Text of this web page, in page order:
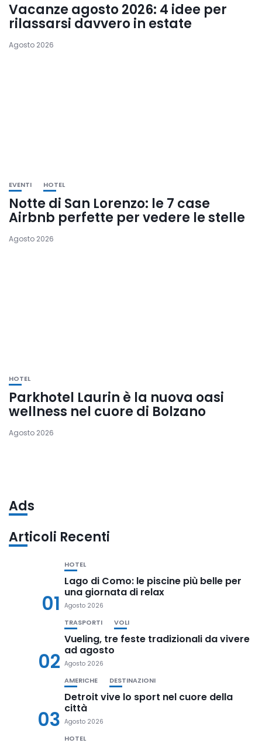
Vacanze agosto 2026: 4 idee per
rilassarsi davvero in estate
Agosto 2026
EVENTI HOTEL
Notte di San Lorenzo: le 7 case
Airbnb perfette per vedere le stelle
Agosto 2026
HOTEL
Parkhotel Laurin è la nuova oasi
wellness nel cuore di Bolzano
Agosto 2026
Ads
Articoli Recenti
01
HOTEL
Lago di Como: le piscine più belle per
una giornata di relax
Agosto 2026
02
TRASPORTI VOLI
Vueling, tre feste tradizionali da vivere
ad agosto
Agosto 2026
03
AMERICHE DESTINAZIONI
Detroit vive lo sport nel cuore della
città
Agosto 2026
HOTEL